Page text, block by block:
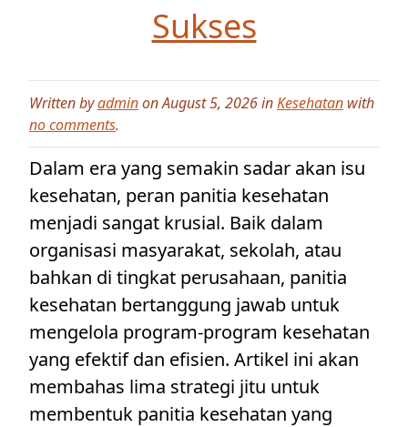
Sukses
Written byadminon August 5, 2026 inKesehatan with
no comments.
Dalam era yang semakin sadar akan isu
kesehatan, peran panitia kesehatan
menjadi sangat krusial. Baik dalam
organisasi masyarakat, sekolah, atau
bahkan di tingkat perusahaan, panitia
kesehatan bertanggung jawab untuk
mengelola program-program kesehatan
yang efektif dan efisien. Artikel ini akan
membahas lima strategi jitu untuk
membentuk panitia kesehatan yang